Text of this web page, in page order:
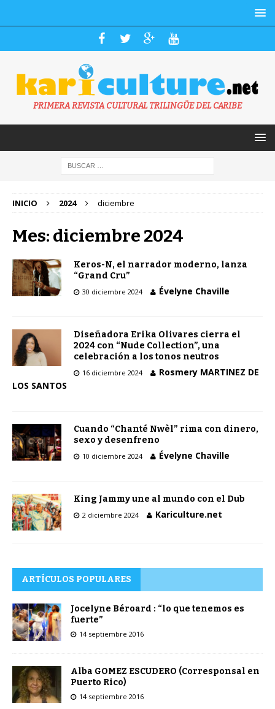
PRIMERA REVISTA CULTURAL TRILINGÜE DEL CARIBE
INICIO 2024 diciembre
Mes: diciembre 2024
Keros-N, el narrador moderno, lanza
“Grand Cru”
30 diciembre 2024 Évelyne Chaville
Diseñadora Erika Olivares cierra el
2024 con “Nude Collection”, una
celebración a los tonos neutros
16 diciembre 2024
Rosmery MARTINEZ DE
LOS SANTOS
Cuando “Chanté Nwèl” rima con dinero,
sexo y desenfreno
10 diciembre 2024 Évelyne Chaville
King Jammy une al mundo con el Dub
2 diciembre 2024 Kariculture.net
ARTÍCULOS POPULARES
Jocelyne Béroard : “lo que tenemos es
fuerte”
14 septiembre 2016
Alba GOMEZ ESCUDERO (Corresponsal en
Puerto Rico)
14 septiembre 2016